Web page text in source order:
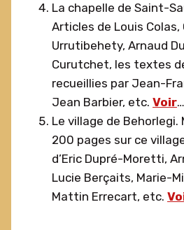
La chapelle de Saint-
Articles de Louis Colas,
Urrutibehety, Arnaud
Curutchet, les textes
recueillies par Jean-
Jean Barbier, etc. Voir…
Le village de Behorlegi.
200 pages sur ce
d’Eric Dupré-Moretti,
Lucie Berçaits, Marie-
Mattin Errecart, etc.